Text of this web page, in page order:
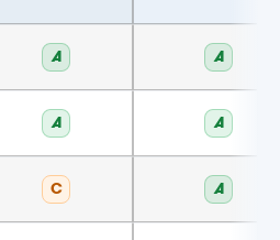
A A
A A
C A